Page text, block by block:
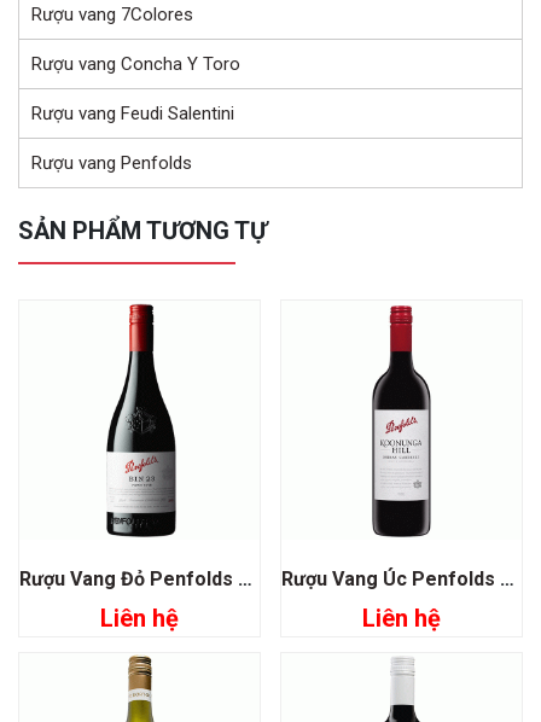
Rượu vang 7Colores
Rượu vang Concha Y Toro
Rượu vang Feudi Salentini
Rượu vang Penfolds
SẢN PHẨM TƯƠNG TỰ
Rượu Vang Đỏ Penfolds Bin 23 Pinot Noir
Liên hệ
Rượu Vang Úc Penfolds Koonunga Hill Shiraz Cabernet Sauvignon
Liên hệ